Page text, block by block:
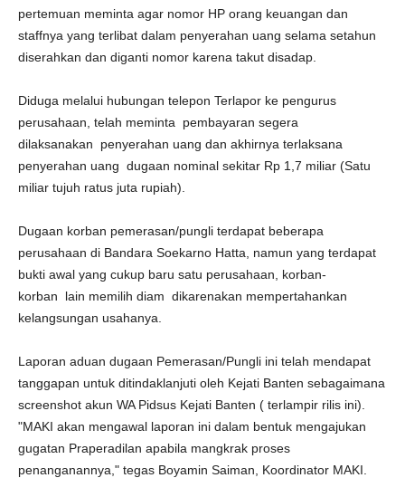
pertemuan meminta agar nomor HP orang keuangan dan
staffnya yang terlibat dalam penyerahan uang selama setahun
diserahkan dan diganti nomor karena takut disadap.
Diduga melalui hubungan telepon Terlapor ke pengurus
perusahaan, telah meminta pembayaran segera
dilaksanakan penyerahan uang dan akhirnya terlaksana
penyerahan uang dugaan nominal sekitar Rp 1,7 miliar (Satu
miliar tujuh ratus juta rupiah).
Dugaan korban pemerasan/pungli terdapat beberapa
perusahaan di Bandara Soekarno Hatta, namun yang terdapat
bukti awal yang cukup baru satu perusahaan, korban-
korban lain memilih diam dikarenakan mempertahankan
kelangsungan usahanya.
Laporan aduan dugaan Pemerasan/Pungli ini telah mendapat
tanggapan untuk ditindaklanjuti oleh Kejati Banten sebagaimana
screenshot akun WA Pidsus Kejati Banten ( terlampir rilis ini).
"MAKI akan mengawal laporan ini dalam bentuk mengajukan
gugatan Praperadilan apabila mangkrak proses
penanganannya," tegas Boyamin Saiman, Koordinator MAKI.